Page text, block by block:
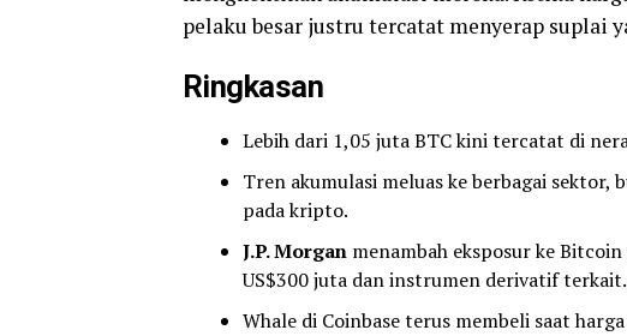
pelaku besar justru tercatat menyerap suplai
Ringkasan
Lebih dari 1,05 juta BTC kini tercatat di
Tren akumulasi meluas ke berbagai sektor,
pada kripto.
J.P. Morgan menambah eksposur ke
US$300 juta dan instrumen derivatif terkait.
Whale di Coinbase terus membeli saat